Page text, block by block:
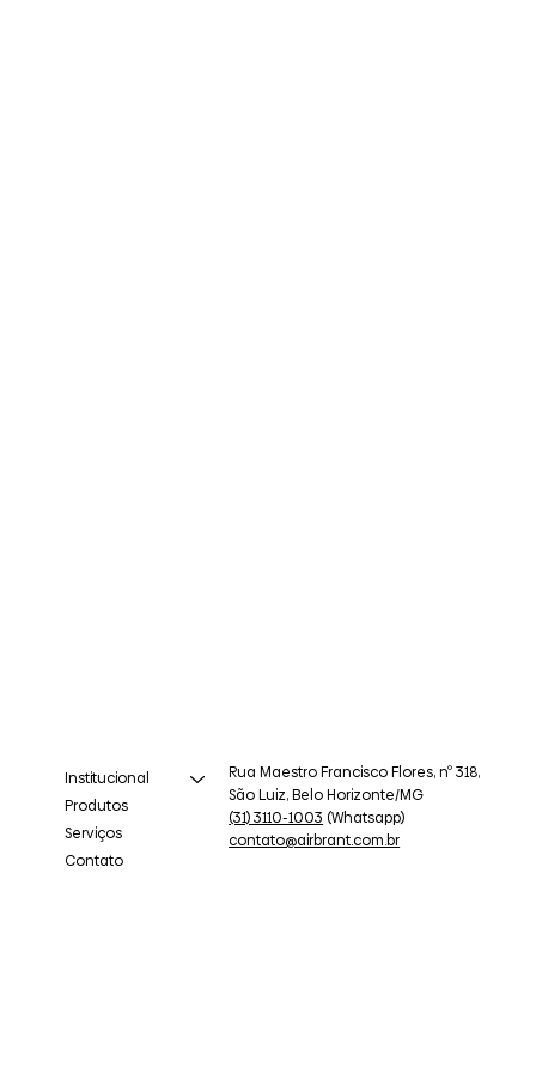
Institucional
Produtos
Serviços
Contato
Rua Maestro Francisco Flores, nº 318,
São Luiz, Belo Horizonte/MG
(31) 3110-1003 (Whatsapp)
contato@airbrant.com.br